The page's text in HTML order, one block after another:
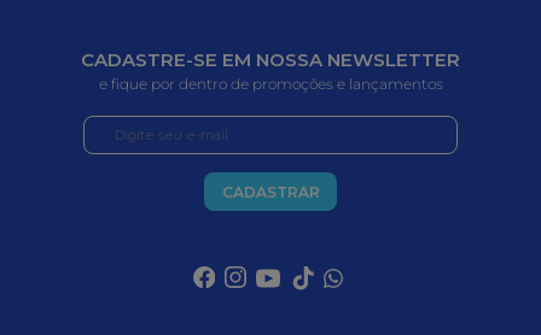
CADASTRE-SE EM NOSSA NEWSLETTER
e fique por dentro de promoções e lançamentos
CADASTRAR